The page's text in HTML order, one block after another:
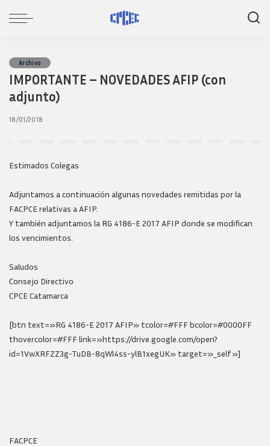
Archivo
IMPORTANTE – NOVEDADES AFIP (con
adjunto)
18/01/2018
Estimados Colegas
Adjuntamos a continuación algunas novedades remitidas por la
FACPCE relativas a AFIP.
Y también adjuntamos la RG 4186-E 2017 AFIP donde se modifican
los vencimientos.
Saludos
Consejo Directivo
CPCE Catamarca
[btn text=»RG 4186-E 2017 AFIP» tcolor=#FFF bcolor=#0000FF
thovercolor=#FFF link=»https://drive.google.com/open?
id=1VwXRFZZ3g-TuDB-8qWl4ss-ylB1xegUK» target=»_self»]
FACPCE